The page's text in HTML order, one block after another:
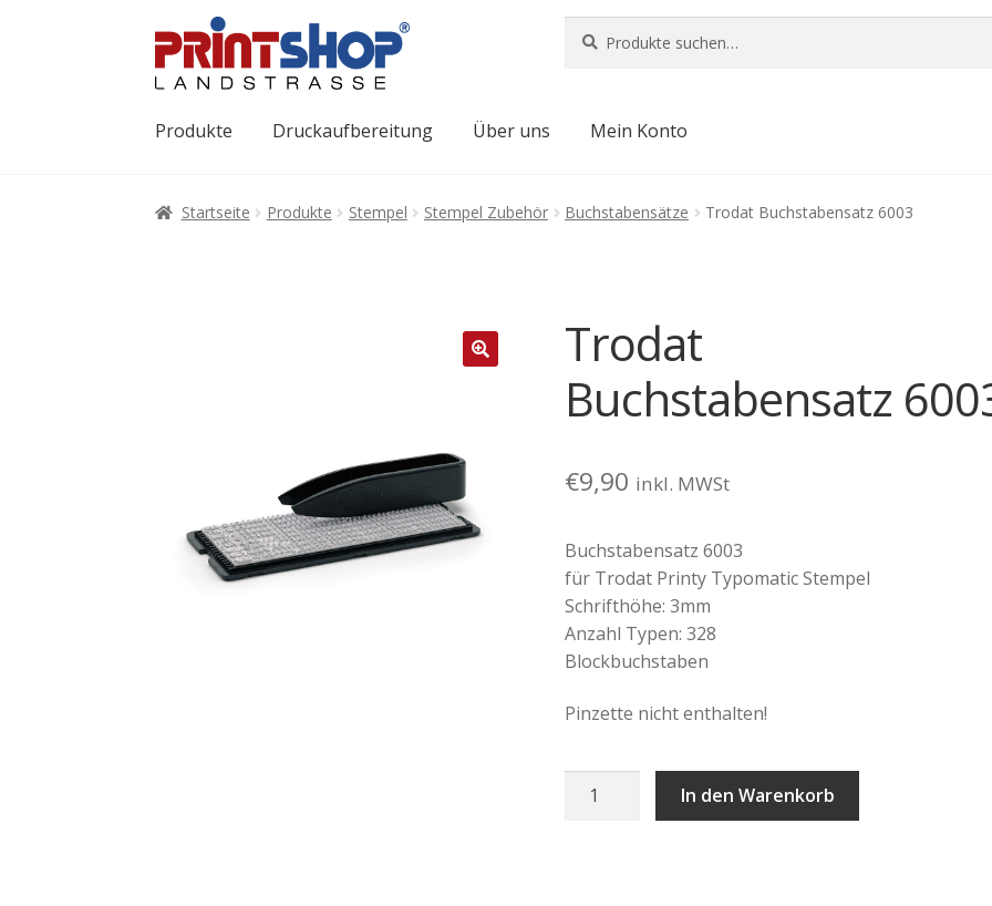
nach:
Produkte Druckaufbereitung Über uns Mein Konto
Startseite Produkte Stempel Stempel Zubehör Buchstabensätze Trodat Buchstabensatz 6003
Trodat
Buchstabensatz
€9,90 inkl. MWSt
Buchstabensatz 6003
für Trodat Printy Typomatic Stempel
Schrifthöhe: 3mm
Anzahl Typen: 328
Blockbuchstaben
Pinzette nicht enthalten!
Trodat
In den Warenkorb